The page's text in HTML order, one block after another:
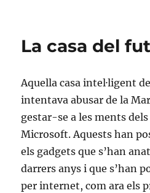
La casa del
Aquella casa intel·ligent
intentava abusar de la
gestar-se a les ments
Microsoft. Aquests han
els gadgets que s’han
darrers anys i que s’han
per internet, com ara els